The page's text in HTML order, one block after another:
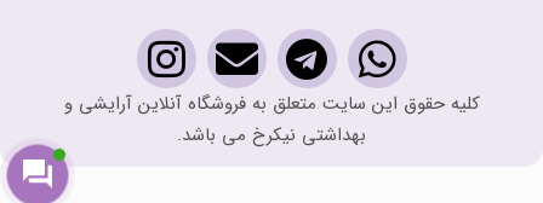
کلیه حقوق این سایت متعلق به فروشگاه آنلاین آرایشی و
بهداشتی نیکرخ می باشد.